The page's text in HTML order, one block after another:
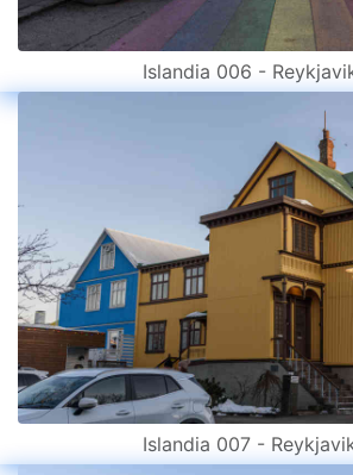
Islandia 006 -
Islandia 007 -